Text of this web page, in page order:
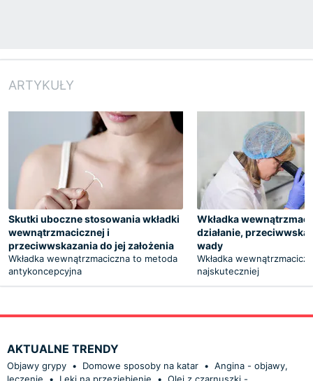
ARTYKUŁY
Skutki uboczne stosowania wkładki
wewnątrzmacicznej i
przeciwwskazania do jej założenia
Wkładka wewnątrzmaciczna to metoda
antykoncepcyjna
Wkładka
działanie,
wady
Wkładka
najskuteczniej
AKTUALNE TRENDY
Objawy grypy • Domowe sposoby na katar • Angina - objawy,